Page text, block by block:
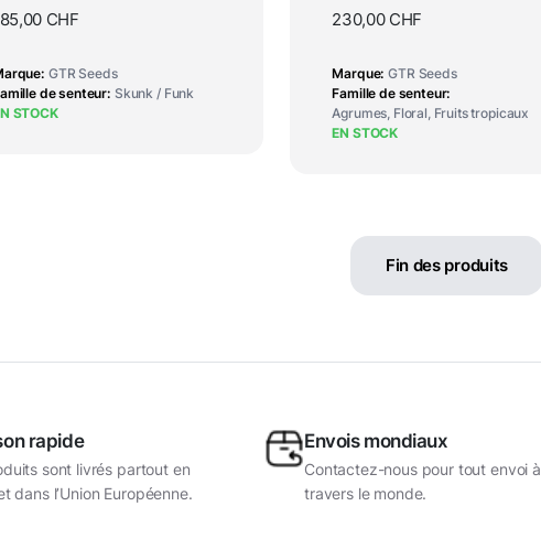
CHF
GTR Seeds
de senteur Skunk / Funk
STOCK
Seeds
230,00 CHF
Marque GTR Seeds
Famille de senteur
Agrumes, Floral, Fruits tropicaux
EN STOCK
Fin des produits
rapide
sont livrés partout en
dans l’Union Européenne.
Envois mondiaux
Contactez-nous pour tout envoi à
travers le monde.